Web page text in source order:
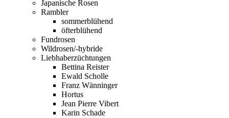
Japanische Rosen
Rambler
sommerblühend
öfterblühend
Fundrosen
Wildrosen/-hybride
Liebhaberzüchtungen
Bettina Reister
Ewald Scholle
Franz Wänninger
Hortus
Jean Pierre Vibert
Karin Schade